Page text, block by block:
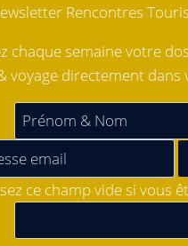
Rencontres
chaque semaine votre
voyage directement dans
ce champ vide si vous